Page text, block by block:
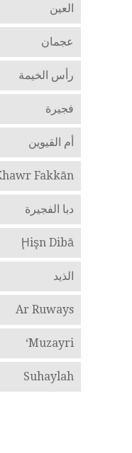
العين
عجمان
رأس الخيمة
فجيرة
أم القيوين
Fakkān
دبا الفجيرة
Ḩişn Dibā
الذيد
Ar Ruways
Muzayri‘
Suhaylah